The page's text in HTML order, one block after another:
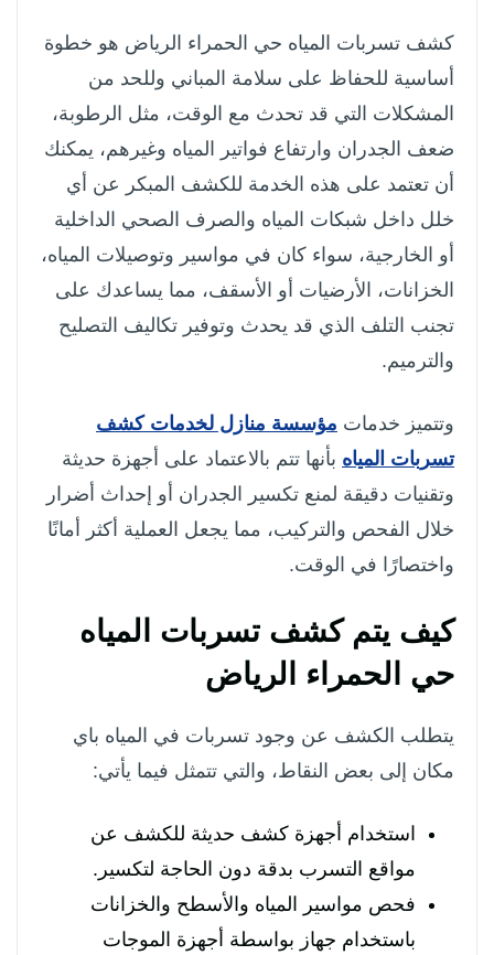
كشف تسربات المياه حي الحمراء الرياض هو خطوة
أساسية للحفاظ على سلامة المباني وللحد من
المشكلات التي قد تحدث مع الوقت، مثل الرطوبة،
ضعف الجدران وارتفاع فواتير المياه وغيرهم، يمكنك
أن تعتمد على هذه الخدمة للكشف المبكر عن أي
خلل داخل شبكات المياه والصرف الصحي الداخلية
أو الخارجية، سواء كان في مواسير وتوصيلات المياه،
الخزانات، الأرضيات أو الأسقف، مما يساعدك على
تجنب التلف الذي قد يحدث وتوفير تكاليف التصليح
والترميم.
وتتميز خدمات مؤسسة منازل لخدمات كشف
تسربات المياه بأنها تتم بالاعتماد على أجهزة حديثة
وتقنيات دقيقة لمنع تكسير الجدران أو إحداث أضرار
خلال الفحص والتركيب، مما يجعل العملية أكثر أمانًا
واختصارًا في الوقت.
كيف يتم كشف تسربات المياه
حي الحمراء الرياض
يتطلب الكشف عن وجود تسربات في المياه باي
مكان إلى بعض النقاط، والتي تتمثل فيما يأتي:
استخدام أجهزة كشف حديثة للكشف عن
مواقع التسرب بدقة دون الحاجة لتكسير.
فحص مواسير المياه والأسطح والخزانات
باستخدام جهاز بواسطة أجهزة الموجات